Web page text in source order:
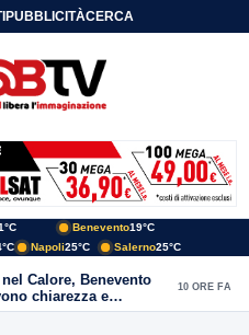
PUBBLICITÀCERCA
Benevento19°C
Napoli25°C Salerno25°C
Calore, Benevento
chiarezza e
sulla gestione
10 ORE FA